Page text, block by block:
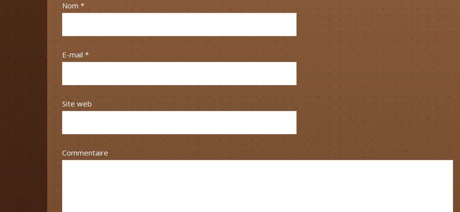
Nom *
E-mail *
Site web
Commentaire